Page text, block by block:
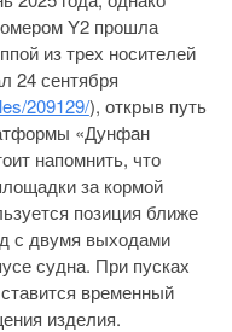
Y2 прошла
из трех носителей
24 сентября
209129/), открыв путь
«Дунфан
напомнить, что
за кормой
позиция ближе
с двумя выходами
судна. При пусках
временный
изделия.